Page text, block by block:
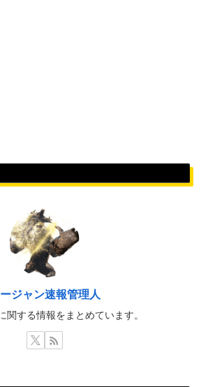
ジャン速報管理人
関する情報をまとめています。